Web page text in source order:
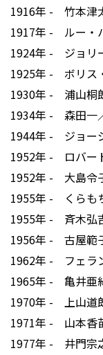
1916年 - 竹本津
1917年 - ルー・
1924年 - ジョリ
1925年 - ボリス
1930年 - 浦山桐
1934年 - 森田一
1944年 - ジョー
1952年 - ロバー
1952年 - 大島令
1955年 - くらも
1955年 - 斉木弘
1956年 - 古屋範
1962年 - フェラ
1965年 - 亀井亜
1970年 - 上山道
1971年 - 山本香
1977年 - 井門宗